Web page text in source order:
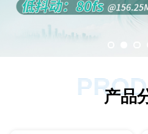
产品